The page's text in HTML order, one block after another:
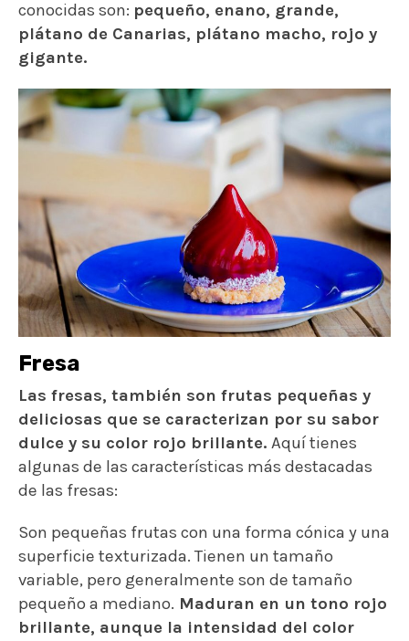
conocidas son: pequeño, enano, grande,
plátano de Canarias, plátano macho, rojo y
gigante.
Fresa
Las fresas, también son frutas pequeñas y
deliciosas que se caracterizan por su sabor
dulce y su color rojo brillante. Aquí tienes
algunas de las características más destacadas
de las fresas:
Son pequeñas frutas con una forma cónica y una
superficie texturizada. Tienen un tamaño
variable, pero generalmente son de tamaño
pequeño a mediano. Maduran en un tono rojo
brillante, aunque la intensidad del color